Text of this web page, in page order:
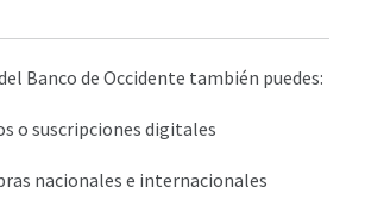
Banco de Occidente también puedes:
o suscripciones digitales
nacionales e internacionales